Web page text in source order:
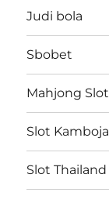
Judi bola
Sbobet
Mahjong Slot
Slot Kamboja
Slot Thailand